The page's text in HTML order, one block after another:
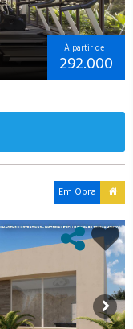
À partir de
292.000
Em Obra